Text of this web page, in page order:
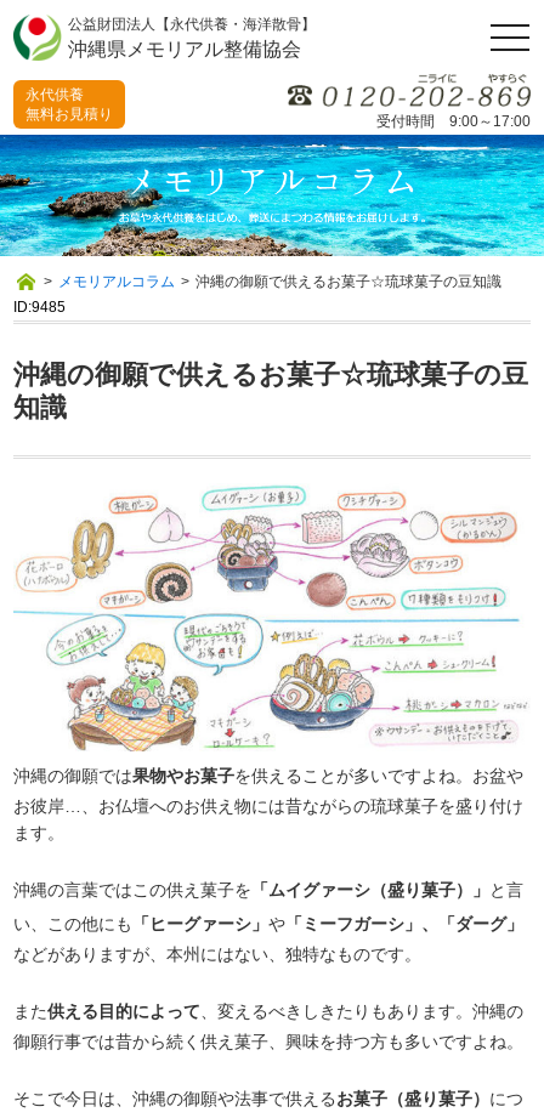
公益財団法人【永代供養・海洋散骨】
沖縄県メモリアル整備協会
受付時間 9:00～17:00
永代供養
無料お見積り
> メモリアルコラム > 沖縄の御願で供えるお菓子☆琉球菓子の豆知識
ID:9485
沖縄の御願で供えるお菓子☆琉球菓子の豆
知識
沖縄の御願では果物やお菓子を供えることが多いですよね。お盆や
お彼岸…、お仏壇へのお供え物には昔ながらの琉球菓子を盛り付け
ます。
沖縄の言葉ではこの供え菓子を 「ムイグァーシ（盛り菓子）」 と言
い、この他にも
「ヒーグァーシ」や 「ミーフガーシ」、「ダーグ」
などがありますが、本州にはない、独特なものです。
また供える目的によって 、変えるべきしきたりもあります。沖縄の
御願行事では昔から続く供え菓子、興味を持つ方も多いですよね。
そこで今日は、沖縄の御願や法事で供えるお菓子（盛り菓子） につ